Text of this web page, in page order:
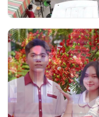
Video nhạc Tiễn
Thị